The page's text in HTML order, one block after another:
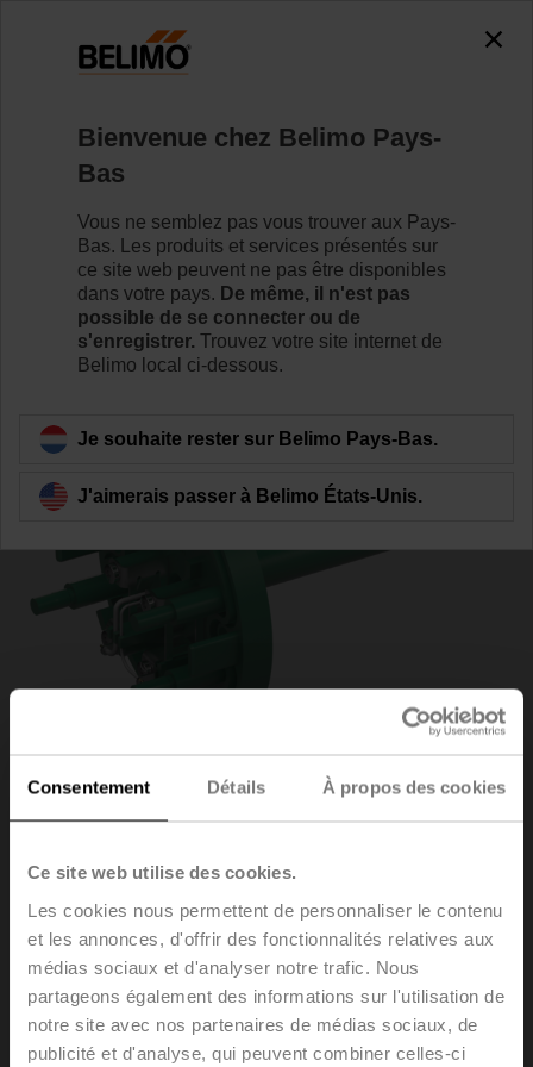
Consentement Détails À propos des cookies
Ce site web utilise des cookies.
Les cookies nous permettent de personnaliser le contenu
et les annonces, d'offrir des fonctionnalités relatives aux
médias sociaux et d'analyser notre trafic. Nous
partageons également des informations sur l'utilisation de
notre site avec nos partenaires de médias sociaux, de
publicité et d'analyse, qui peuvent combiner celles-ci
ZBAE95
Retour a la catégorie de produits
ZBAE95
Bobine de déclenchement de remplacement pour BAE,
Température à l'intérieur de la gaine 95 °C (couleur
verte), Longueur du plongeur 65 mm
Le remplacement de l'élément de déclenchement
Bienvenue chez Belimo Pays-
Bas
Vous ne semblez pas vous trouver aux Pays-
Bas. Les produits et services présentés sur
ce site web peuvent ne pas être disponibles
dans votre pays. De même, il n'est pas
possible de se connecter ou de
s'enregistrer. Trouvez votre site internet de
Belimo local ci-dessous.
Je souhaite rester sur Belimo Pays-Bas.
J'aimerais passer à Belimo États-Unis.